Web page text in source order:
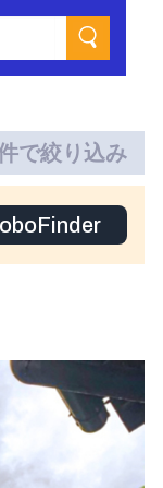
で絞り込み